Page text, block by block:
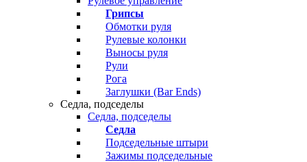
Грипсы
Обмотки руля
Рулевые колонки
Выносы руля
Рули
Рога
Заглушки (Bar Ends)
Седла, подседелы
Седла, подседелы
Седла
Подседельные штыри
Зажимы подседельные